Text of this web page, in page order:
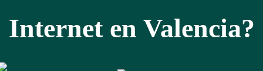
Internet en Valencia?